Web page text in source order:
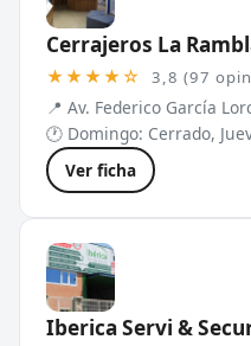
Cerrajeros La
★★★★☆ 3,8 (97
📍 Av. Federico García
🕐 Domingo: Cerrado,
Ver ficha
Iberica Servi &